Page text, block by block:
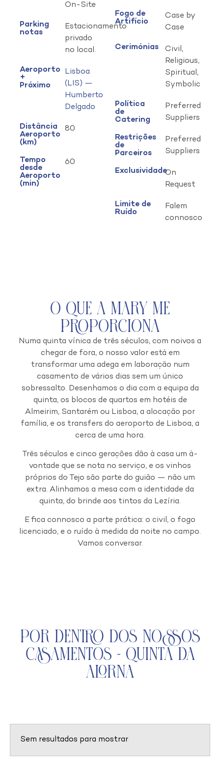
On-Site
Parking
notas
Estacionamento
privado
no local.
Aeroporto
+
Próximo
Lisboa
(LIS) —
Humberto
Delgado
Distância
Aeroporto
(km)
80
Tempo
desde
Aeroporto
(min)
60
Fogo de
Artifício
Case by
Case
Cerimónias
Civil,
Religious,
Spiritual,
Symbolic
Política
de
Catering
Preferred
Suppliers
Restrições
de
Parceiros
Preferred
Suppliers
ExclusividadeOn
Request
Limite de
Ruído
Falem
connosco
O que a Mary Me
Proporciona
Numa quinta vínica de três séculos, com noivos a
chegar de fora, o nosso valor está em
transformar uma adega em laboração num
casamento de vários dias sem um único
sobressalto. Desenhamos o dia com a equipa da
quinta, os blocos de quartos em hotéis de
Almeirim, Santarém ou Lisboa, a alocação por
família, e os transfers do aeroporto de Lisboa, a
cerca de uma hora.
Três séculos e cinco gerações dão à casa um à-
vontade que se nota no serviço, e os vinhos
próprios do Tejo são parte do guião — não um
extra. Alinhamos a mesa com a identidade da
quinta, do brinde aos tintos da Lezíria.
E fica connosco a parte prática: o civil, o fogo
licenciado, e o ruído à medida da noite no campo.
Vamos conversar.
Por Dentro dos Nossos
Casamentos - Quinta da
Alorna
Sem resultados para mostrar